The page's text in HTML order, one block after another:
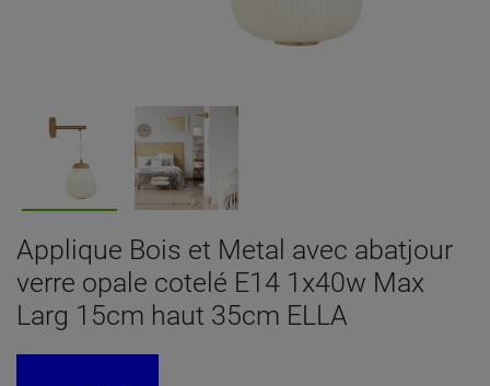
Applique Bois et Metal avec abatjour
verre opale cotelé E14 1x40w Max
Larg 15cm haut 35cm ELLA